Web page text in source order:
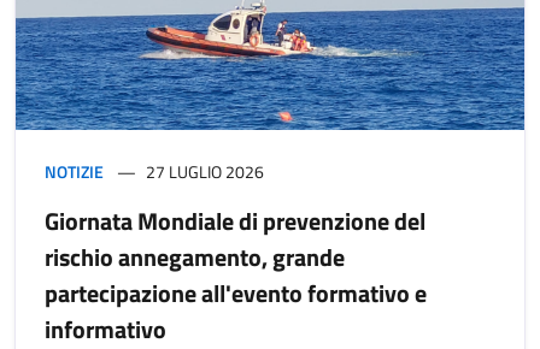
NOTIZIE 27 LUGLIO 2026
Giornata Mondiale di prevenzione del
rischio annegamento, grande
partecipazione all'evento formativo e
informativo